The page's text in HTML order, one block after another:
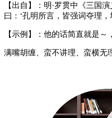
【出自】：明·罗贯中《三国
曰：‘孔明所言，皆强词夺理
【示例】：他的话简直就是～
满嘴胡缠、蛮不讲理、蛮横无